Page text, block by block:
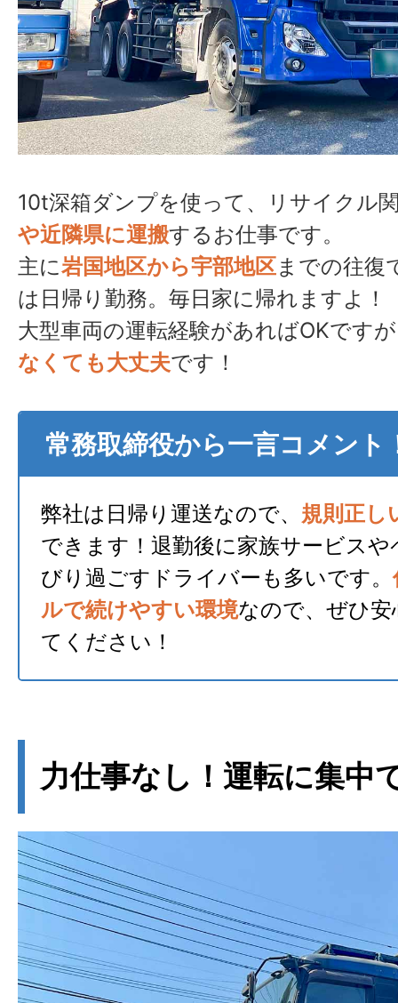
10t深箱ダンプを使って、リサイクル
や近隣県に運搬するお仕事です。
主に岩国地区から宇部地区までの往復
は日帰り勤務。毎日家に帰れますよ！
大型車両の運転経験があればOKです
なくても大丈夫です！
常務取締役から一言コメント
弊社は日帰り運送なので、 規則正し
できます！退勤後に家族サービス
びり過ごすドライバーも多いです。
ルで続けやすい環境なので、ぜひ
てください！
力仕事なし！運転に集中